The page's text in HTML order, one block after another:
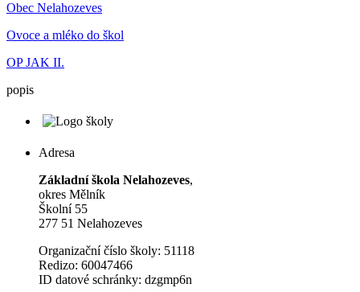
Obec Nelahozeves
Ovoce a mléko do škol
OP JAK II.
popis
Adresa
Základní škola Nelahozeves,
okres Mělník
Školní 55
277 51 Nelahozeves
Organizační číslo školy: 51118
Redizo: 60047466
ID datové schránky: dzgmp6n